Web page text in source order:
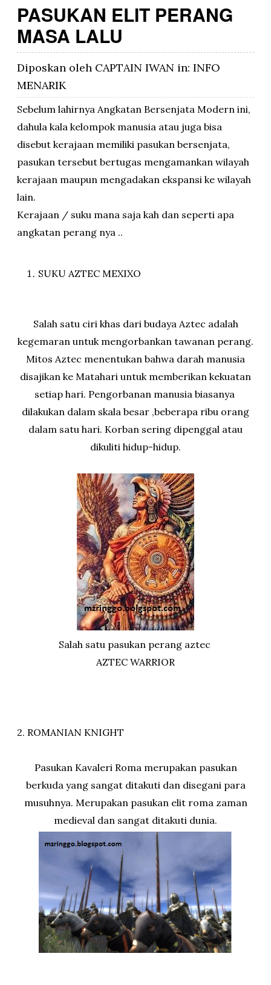
PASUKAN ELIT PERANG
MASA LALU
Diposkan oleh CAPTAIN IWAN in: INFO
MENARIK
Sebelum lahirnya Angkatan Bersenjata Modern ini,
dahula kala kelompok manusia atau juga bisa
disebut kerajaan memiliki pasukan bersenjata,
pasukan tersebut bertugas mengamankan wilayah
kerajaan maupun mengadakan ekspansi ke wilayah
lain.
Kerajaan / suku mana saja kah dan seperti apa
angkatan perang nya ..
SUKU AZTEC MEXIXO
Salah satu ciri khas dari budaya Aztec adalah
kegemaran untuk mengorbankan tawanan perang.
Mitos Aztec menentukan bahwa darah manusia
disajikan ke Matahari untuk memberikan kekuatan
setiap hari. Pengorbanan manusia biasanya
dilakukan dalam skala besar ,beberapa ribu orang
dalam satu hari. Korban sering dipenggal atau
dikuliti hidup-hidup.
Salah satu pasukan perang aztec
AZTEC WARRIOR
2. ROMANIAN KNIGHT
Pasukan Kavaleri Roma merupakan pasukan
berkuda yang sangat ditakuti dan disegani para
musuhnya. Merupakan pasukan elit roma zaman
medieval dan sangat ditakuti dunia.